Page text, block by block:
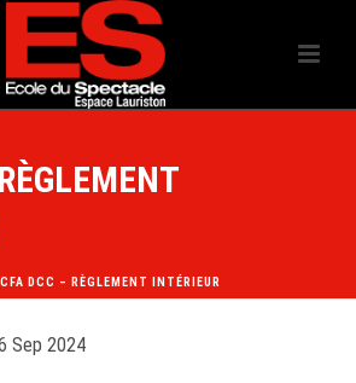
CFA DCC – RÈGLEMENT INTÉRIEUR
Sep 2024